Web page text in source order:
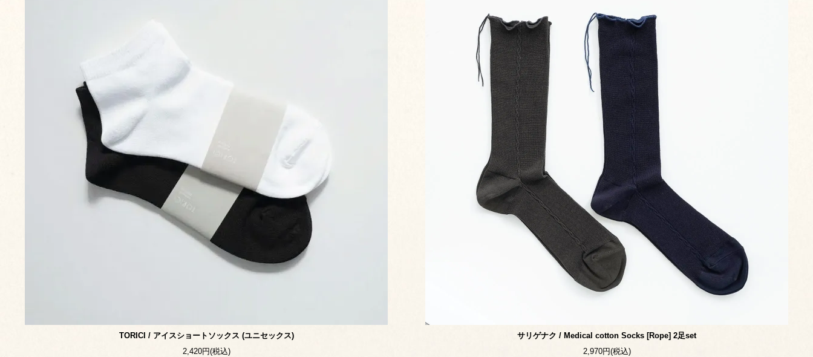
TORICI / アイスショートソックス (ユニセックス)
2,420円(税込)
サリゲナク / Medical cotton Socks [Rope] 2足set
2,970円(税込)